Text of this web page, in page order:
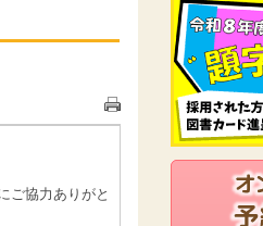
ご協力ありがと